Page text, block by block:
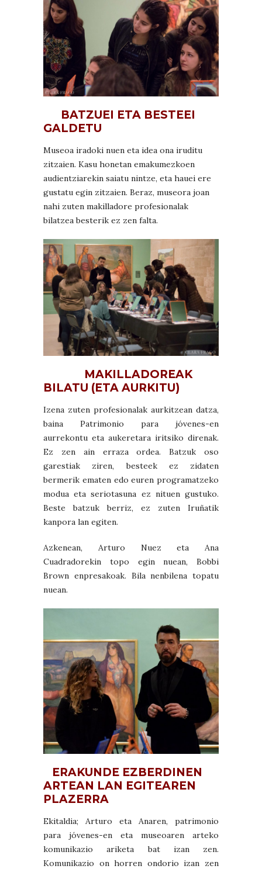
BATZUEI ETA BESTEEI
GALDETU
Museoa iradoki nuen eta idea ona iruditu
zitzaien. Kasu honetan emakumezkoen
audientziarekin saiatu nintze, eta hauei ere
gustatu egin zitzaien. Beraz, museora joan
nahi zuten makilladore profesionalak
bilatzea besterik ez zen falta.
MAKILLADOREAK
BILATU (ETA AURKITU)
Izena zuten profesionalak aurkitzean datza,
baina Patrimonio para jóvenes-en
aurrekontu eta aukeretara iritsiko direnak.
Ez zen ain erraza ordea. Batzuk oso
garestiak ziren, besteek ez zidaten
bermerik ematen edo euren programatzeko
modua eta seriotasuna ez nituen gustuko.
Beste batzuk berriz, ez zuten Iruñatik
kanpora lan egiten.
Azkenean, Arturo Nuez eta Ana
Cuadradorekin topo egin nuean, Bobbi
Brown enpresakoak. Bila nenbilena topatu
nuean.
ERAKUNDE EZBERDINEN
ARTEAN LAN EGITEAREN
PLAZERRA
Ekitaldia; Arturo eta Anaren, patrimonio
para jóvenes-en eta museoaren arteko
komunikazio ariketa bat izan zen.
Komunikazio on horren ondorio izan zen